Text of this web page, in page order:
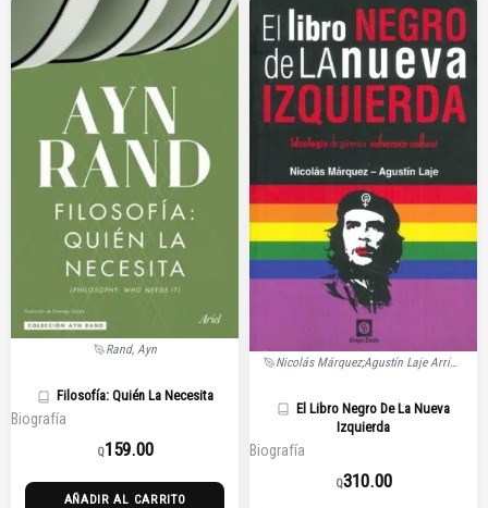
Rand, Ayn
Filosofía: Quién La Necesita
Biografía
Q159.00
AÑADIR AL CARRITO
Nicolás Márquez;Agustín Laje Arrigoni
El Libro Negro De La Nueva
Izquierda
Biografía
Q310.00